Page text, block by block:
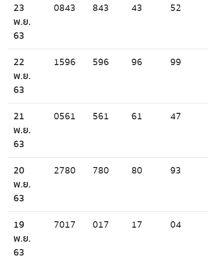
23
พ.ย.
63
0843 843 43 52
22
พ.ย.
63
1596 596 96 99
21
พ.ย.
63
0561 561 61 47
20
พ.ย.
63
2780 780 80 93
19
พ.ย.
63
7017 017 17 04